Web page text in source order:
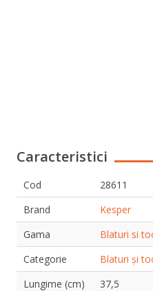
Caracteristici
Cod
28611
Brand
Kesper
Gama
Blaturi si
Categorie
Blaturi și
Lungime (cm)
37,5